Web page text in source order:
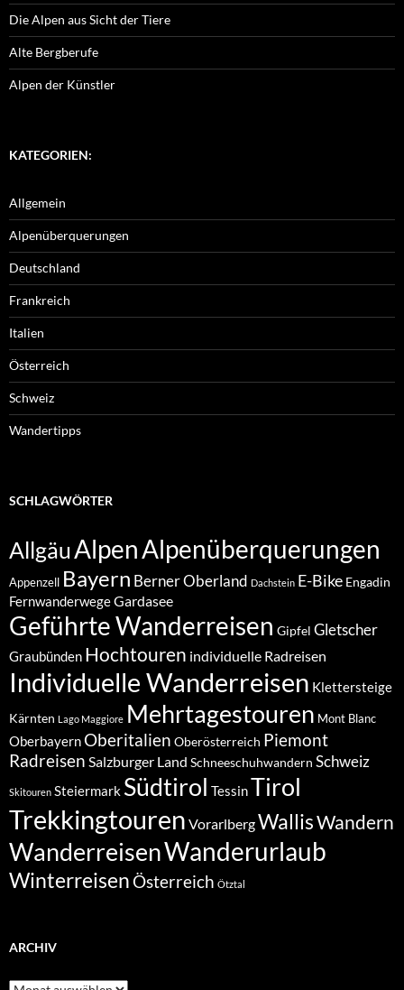
Die Alpen aus Sicht der Tiere
Alte Bergberufe
Alpen der Künstler
KATEGORIEN:
Allgemein
Alpenüberquerungen
Deutschland
Frankreich
Italien
Österreich
Schweiz
Wandertipps
SCHLAGWÖRTER
AllgäuAlpenAlpenüberquerungen
Appenzell Bayern Berner Oberland Dachstein E-Bike Engadin
FernwanderwegeGardasee
Geführte Wanderreisen Gipfel Gletscher
Graubünden Hochtouren individuelle Radreisen
Individuelle Wanderreisen Klettersteige
Kärnten Lago Maggiore Mehrtagestouren Mont Blanc
Oberbayern Oberitalien Oberösterreich Piemont
Radreisen Salzburger Land Schneeschuhwandern Schweiz
Skitouren Steiermark Südtirol TessinTirol
Trekkingtouren VorarlbergWallisWandern
WanderreisenWanderurlaub
Winterreisen Österreich Ötztal
ARCHIV